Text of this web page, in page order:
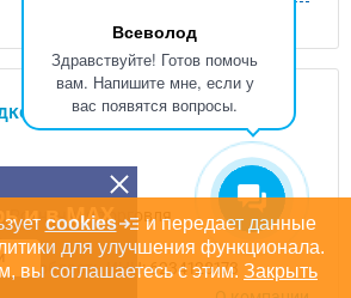
Всеволод
Здравствуйте! Готов помочь
вам. Напишите мне, если у
вас появятся вопросы.
ООО
Розничная торговля
область ИНН: 6234128173
и в MAX
cookies
и передает данные
для улучшения функционала.
вы соглашаетесь с этим. Закрыть